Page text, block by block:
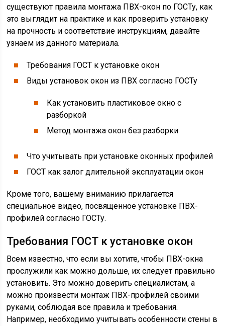
существуют правила монтажа ПВХ-окон по ГОСТу, как
это выглядит на практике и как проверить установку
на прочность и соответствие инструкциям, давайте
узнаем из данного материала.
Требования ГОСТ к установке окон
Виды установок окон из ПВХ согласно ГОСТу
Как установить пластиковое окно с
разборкой
Метод монтажа окон без разборки
Что учитывать при установке оконных профилей
ГОСТ как залог длительной эксплуатации окон
Кроме того, вашему вниманию прилагается
специальное видео, посвященное установке ПВХ-
профилей согласно ГОСТу.
Требования ГОСТ к установке окон
Всем известно, что если вы хотите, чтобы ПВХ-окна
прослужили как можно дольше, их следует правильно
установить. Это можно доверить специалистам, а
можно произвести монтаж ПВХ-профилей своими
руками, соблюдая все правила и требования.
Например, необходимо учитывать особенности стены в